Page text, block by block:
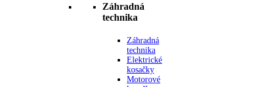
Záhradná
technika
Záhradná
technika
Elektrické
kosačky
Motorové